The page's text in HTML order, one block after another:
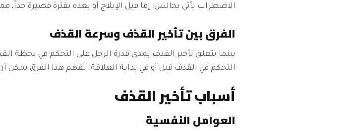
الاضطراب يأتي بحالتين: إما قبل الإيلاج أو بعده بفترة قصيرة جداً،
الفرق بين تأخير القذف وسرعة القذف
بينما يتعلق تأخير القذف بمدى قدرة الرجل على التحكم في لحظة
التحكم في القذف قبل أو في بداية العلاقة. تفهم هذا الفرق يمكن
أسباب تأخير القذف
العوامل النفسية